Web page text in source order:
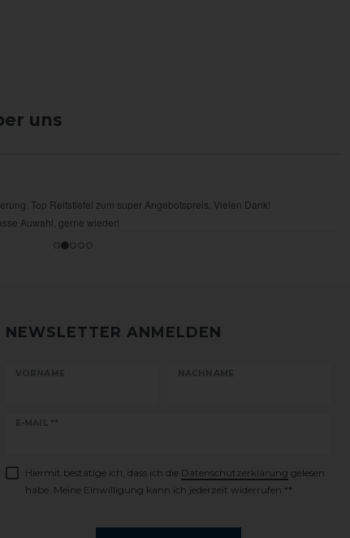
uns
NEWSLETTER ANMELDEN
VORNAME NACHNAME
E-MAIL **
Newsletter
Hiermit bestätige ich, dass ich die Daten­schutz­erklärung gelesen
habe. Meine Einwilligung kann ich jederzeit widerrufen.**